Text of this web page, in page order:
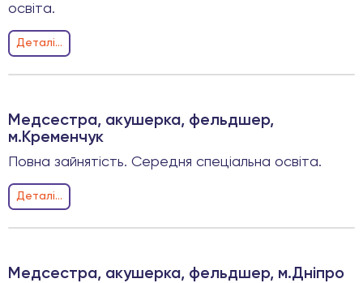
освіта.
Деталi...
Медсестра, акушерка, фельдшер,
м.Кременчук
Повна зайнятість. Середня спеціальна освіта.
Деталi...
Медсестра, акушерка, фельдшер, м.Дніпро